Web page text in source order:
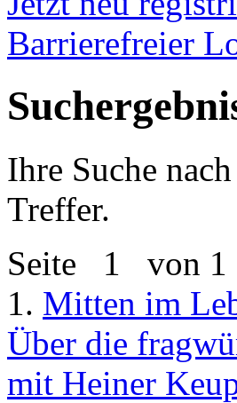
Barrierefreier
Ihre Suche
Treffer.
Seite 1 von 1
1. Mitten im
Über die
mit Heiner